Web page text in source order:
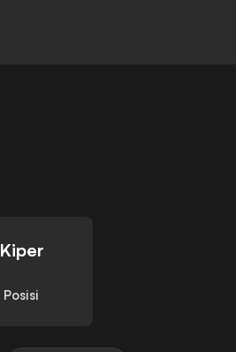
Kiper
Posisi